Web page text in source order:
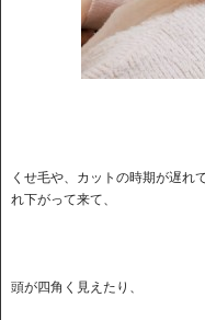
くせ毛や、カットの時期が遅れ
れ下がって来て、
頭が四角く見えたり、